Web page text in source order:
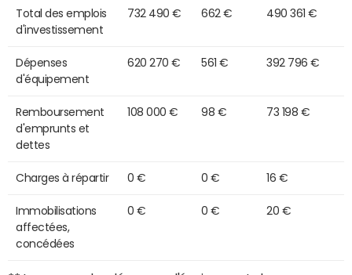
Total des emplois
d'investissement
732 490 € 662 € 490 361 €
Dépenses
d'équipement
620 270 € 561 € 392 796 €
Remboursement
d'emprunts et
dettes
108 000 € 98 € 73 198 €
Charges à répartir 0 € 0 € 16 €
Immobilisations
affectées,
concédées
0 € 0 € 20 €